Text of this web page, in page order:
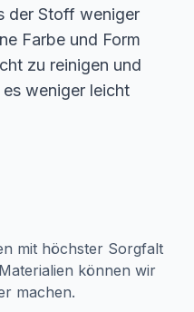
der Stoff weniger
Farbe und Form
zu reinigen und
weniger leicht
mit höchster Sorgfalt
können wir
machen.